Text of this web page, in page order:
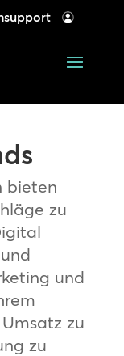
bieten
zu
und
zu
zu